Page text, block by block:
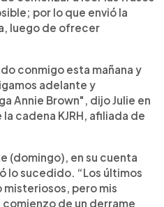
por lo que envió la
luego de ofrecer
conmigo esta mañana y
adelante y
Annie Brown", dijo Julie en
cadena KJRH, afiliada de
(domingo), en su cuenta
lo sucedido. “Los últimos
misteriosos, pero mis
de un derrame